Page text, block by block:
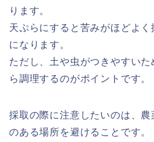
ります。
天ぷらにすると苦みがほどよ
になります。
ただし、土や虫がつきやすい
ら調理するのがポイントです。
採取の際に注意したいのは、
のある場所を避けることです。